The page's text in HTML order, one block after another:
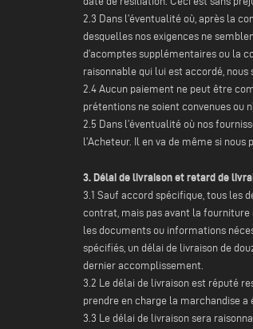
2.3 Dans l’éventualité où, après la
desquelles nos exigences ne
d’acomptes supplémentaires ou la
raisonnable qui lui est accordé,
2.4 Aucun paiement ne peut être
prétentions ne soient convenues ou
2.5 Dans l’éventualité où nos
l’Acheteur. Il en va de même si
3. Délai de livraison et retard de
3.1 Sauf accord spécifique, tous les
contrat, mais pas avant la fourniture
les documents ou informations
spécifiés, un délai de livraison de
dernier accomplissement.
3.2 Le délai de livraison est réputé
prendre en charge la marchandise a
3.3 Le délai de livraison sera